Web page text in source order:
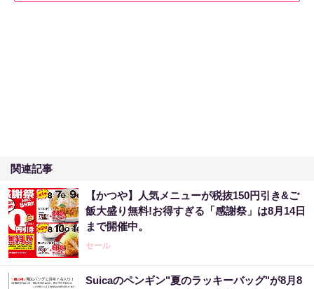
関連記事
【かつや】人気メニューが税抜150円引き&ご
飯大盛り無料!お得すぎる「感謝祭」は8月14日
まで開催中。
セール
Suicaのペンギン"夏のラッキーバッグ"が8月8